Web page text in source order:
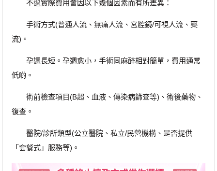
不過實際費用會因以下幾個因素而有所差異：
手術方式(普通人流、無痛人流、宮腔鏡/可視人流、藥
流)。
孕週長短。孕週愈小，手術同麻醉相對簡單，費用通常
低啲。
術前檢查項目(B超、血液、傳染病篩查等)、術後藥物、
復查。
醫院/診所類型(公立醫院、私立/民營機構、是否提供
「套餐式」服務等)。